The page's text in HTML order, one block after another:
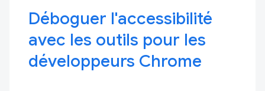
Déboguer l'accessibilité
avec les outils pour les
développeurs Chrome